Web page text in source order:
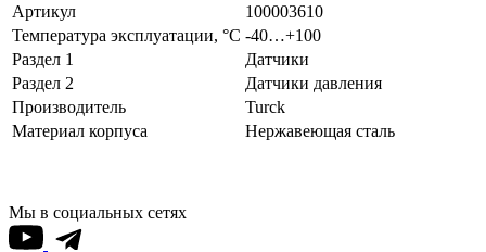
Артикул
100003610
Температура эксплуатации, °С -40…+100
Раздел 1
Датчики
Раздел 2
Датчики давления
Производитель
Turck
Материал корпуса
Нержавеющая сталь
Мы в социальных сетях